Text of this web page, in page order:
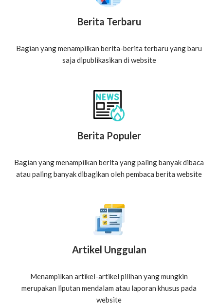
Berita Terbaru
Bagian yang menampilkan berita-berita terbaru yang baru
saja dipublikasikan di website
Berita Populer
Bagian yang menampilkan berita yang paling banyak dibaca
atau paling banyak dibagikan oleh pembaca berita website
Artikel Unggulan
Menampilkan artikel-artikel pilihan yang mungkin
merupakan liputan mendalam atau laporan khusus pada
website